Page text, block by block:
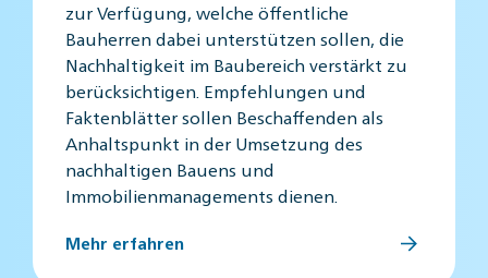
zur Verfügung, welche öffentliche
Bauherren dabei unterstützen sollen, die
Nachhaltigkeit im Baubereich verstärkt zu
berücksichtigen. Empfehlungen und
Faktenblätter sollen Beschaffenden als
Anhaltspunkt in der Umsetzung des
nachhaltigen Bauens und
Immobilienmanagements dienen.
Mehr erfahren